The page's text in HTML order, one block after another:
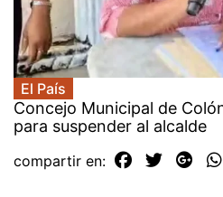
El País
Concejo Municipal de
para suspender al alcalde
compartir en: